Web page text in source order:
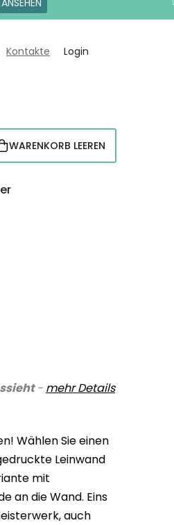
ANSEHEN
Kontakte Login
WARENKORB
WARENKORB LEEREN
- mehr Details
Wählen Sie einen
Leinwand
mit
an die Wand. Eins
auch